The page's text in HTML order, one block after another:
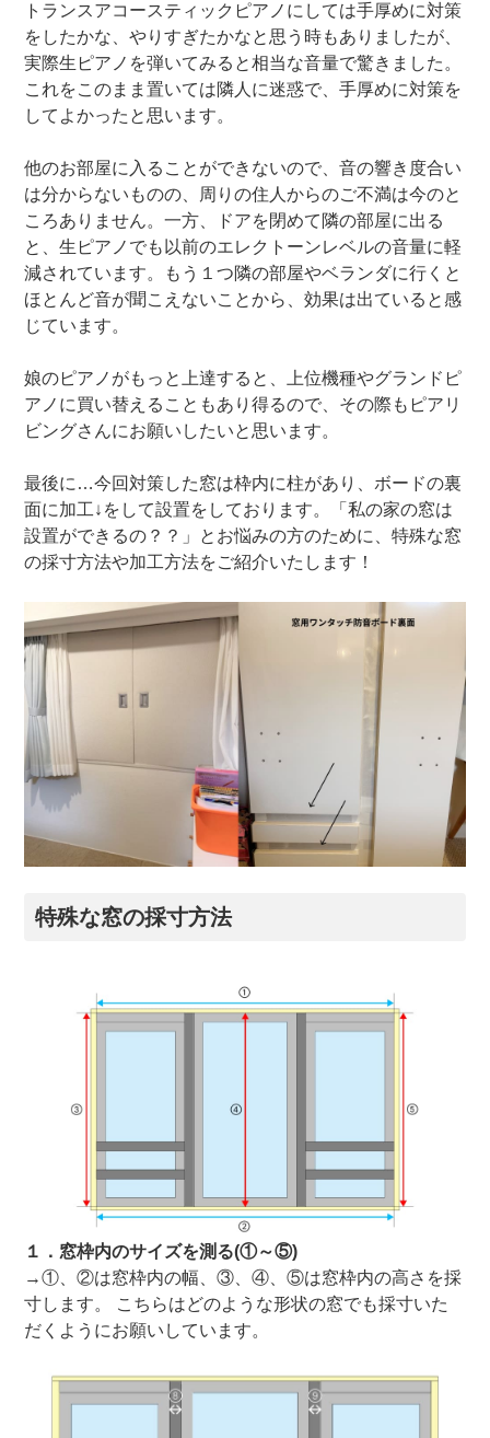
トランスアコースティックピアノにしては手厚めに対策
をしたかな、やりすぎたかなと思う時もありましたが、
実際生ピアノを弾いてみると相当な音量で驚きました。
これをこのまま置いては隣人に迷惑で、手厚めに対策を
してよかったと思います。
他のお部屋に入ることができないので、音の響き度合い
は分からないものの、周りの住人からのご不満は今のと
ころありません。一方、ドアを閉めて隣の部屋に出る
と、生ピアノでも以前のエレクトーンレベルの音量に軽
減されています。もう１つ隣の部屋やベランダに行くと
ほとんど音が聞こえないことから、効果は出ていると感
じています。
娘のピアノがもっと上達すると、上位機種やグランドピ
アノに買い替えることもあり得るので、その際もピアリ
ビングさんにお願いしたいと思います。
最後に…今回対策した窓は枠内に柱があり、ボードの裏
面に加工↓をして設置をしております。「私の家の窓は
設置ができるの？？」とお悩みの方のために、特殊な窓
の採寸方法や加工方法をご紹介いたします！
特殊な窓の採寸方法
１．窓枠内のサイズを測る(①～⑤)
→①、②は窓枠内の幅、③、④、⑤は窓枠内の高さを採
寸します。 こちらはどのような形状の窓でも採寸いた
だくようにお願いしています。